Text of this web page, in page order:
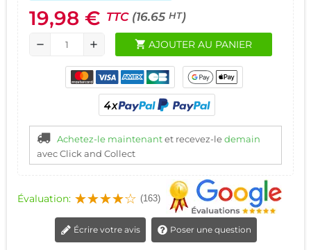
19,98 € TTC (16.65 HT)
remove add shopping_cart AJOUTER AU PANIER
Achetez-le maintenantet recevez-ledemain
avec Click and Collect
Évaluation: (163)
Écrire votre avis Poser une question